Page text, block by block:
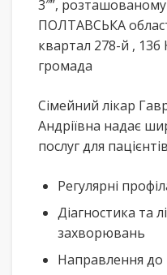
3″”,
ПОЛТАВСЬКА
квартал 278-й ,
громада
Сімейний лікар
Андріївна надає
послуг для
Регулярні
Діагностика та
захворювань
Направлення до